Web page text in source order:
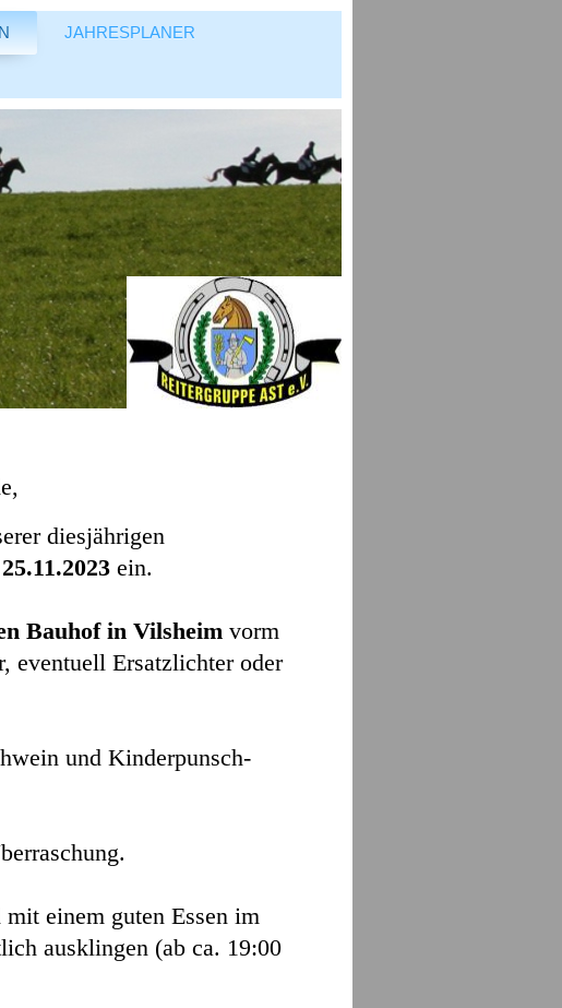
JAHRESPLANER
diesjährigen
25.11.2023ein.
Bauhof in Vilsheimvorm
eventuell Ersatzlichter oder
und Kinderpunsch-
einem guten Essen im
ausklingen (ab ca. 19:00